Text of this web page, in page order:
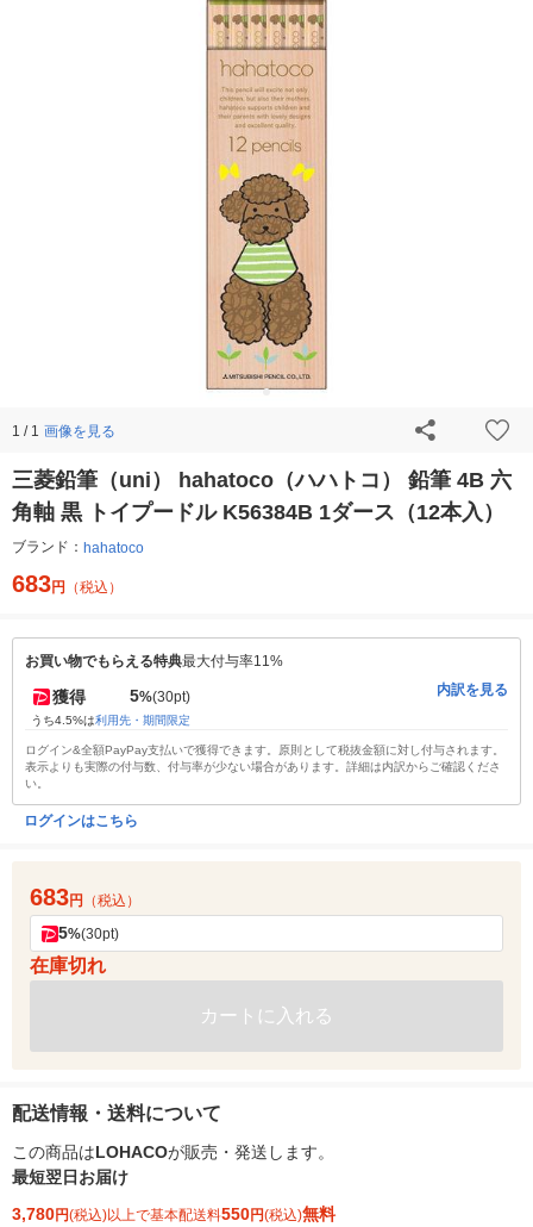
1 / 1 画像を見る
三菱鉛筆（uni） hahatoco（ハハトコ） 鉛筆 4B 六
角軸 黒 トイプードル K56384B 1ダース（12本入）
ブランド： hahatoco
683円 （税込）
お買い物でもらえる特典最大付与率11%
獲得 5%(30pt)
うち4.5%は利用先・期間限定
内訳を見る
ログイン&全額PayPay支払いで獲得できます。原則として税抜金額に対し付与されます。
表示よりも実際の付与数、付与率が少ない場合があります。詳細は内訳からご確認くださ
い。
ログインはこちら
683円 （税込）
5%(30pt)
在庫切れ
カートに入れる
配送情報・送料について
この商品はLOHACOが販売・発送します。
最短翌日お届け
3,780円(税込)以上で基本配送料550円(税込)無料